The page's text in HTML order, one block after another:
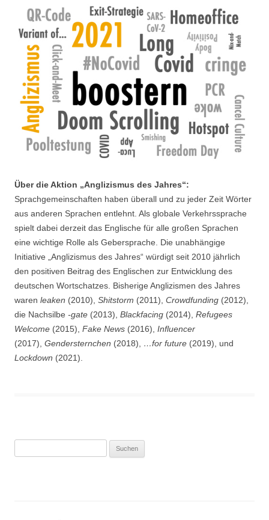
Über die Aktion „Anglizismus des Jahres“:
Sprachgemeinschaften haben überall und zu jeder Zeit Wörter
aus anderen Sprachen entlehnt. Als globale Verkehrssprache
spielt dabei derzeit das Englische für alle großen Sprachen
eine wichtige Rolle als Gebersprache. Die unabhängige
Initiative „Anglizismus des Jahres“ würdigt seit 2010 jährlich
den positiven Beitrag des Englischen zur Entwicklung des
deutschen Wortschatzes. Bisherige Anglizismen des Jahres
waren leaken (2010), Shitstorm (2011), Crowdfunding (2012),
die Nachsilbe -gate (2013), Blackfacing (2014), Refugees
Welcome (2015), Fake News (2016), Influencer
(2017), Gendersternchen (2018), …for future (2019), und
Lockdown (2021).